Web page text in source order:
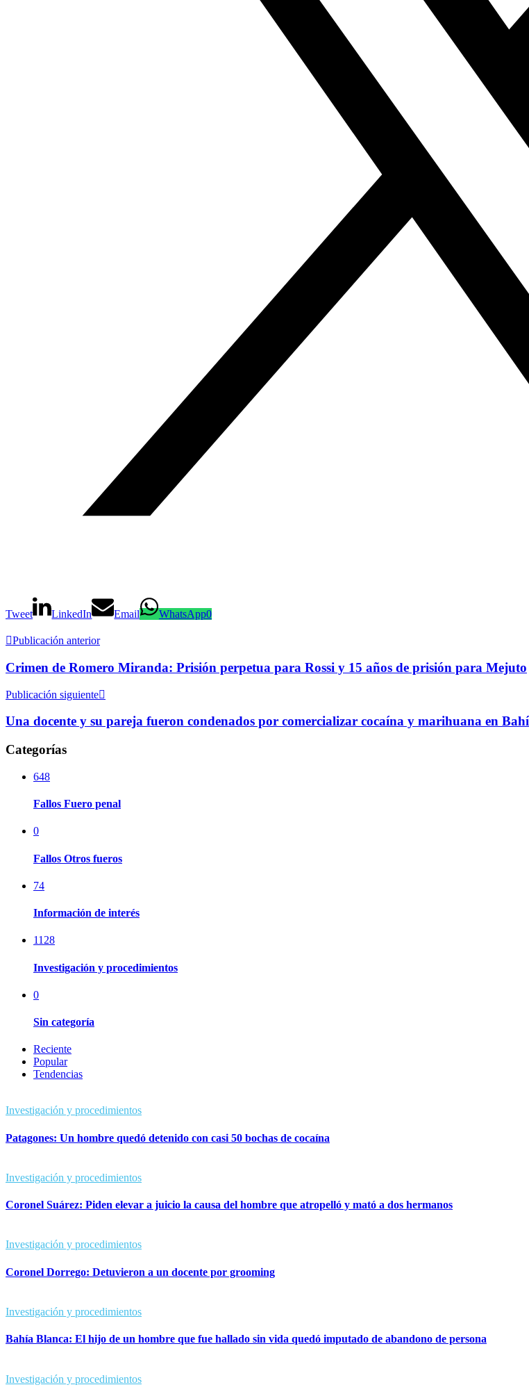
Tweet LinkedIn Email WhatsApp0
Publicación anterior
Crimen de Romero Miranda: Prisión perpetua para Rossi y 15 años de prisión para Mejuto
Publicación siguiente
Una docente y su pareja fueron condenados por comercializar cocaína y marihuana en
Categorías
648
Fallos Fuero penal
0
Fallos Otros fueros
74
Información de interés
1128
Investigación y procedimientos
0
Sin categoría
Reciente
Popular
Tendencias
Investigación y procedimientos
Patagones: Un hombre quedó detenido con casi 50 bochas de cocaína
Investigación y procedimientos
Coronel Suárez: Piden elevar a juicio la causa del hombre que atropelló y mató a dos hermanos
Investigación y procedimientos
Coronel Dorrego: Detuvieron a un docente por grooming
Investigación y procedimientos
Bahía Blanca: El hijo de un hombre que fue hallado sin vida quedó imputado de abandono de persona
Investigación y procedimientos